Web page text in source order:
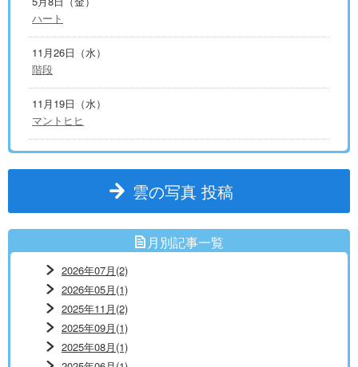
ハート
11月26日（水）
階段
11月19日（水）
マントヒヒ
雲の写真 投稿
月別記事一覧
2026年07月(2)
2026年05月(1)
2025年11月(2)
2025年09月(1)
2025年08月(1)